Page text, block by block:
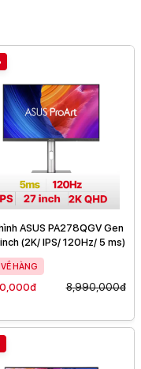
ASUS PA278QGV Gen
(2K/ IPS/ 120Hz/ 5 ms)
HÀNG
8,990,000đ